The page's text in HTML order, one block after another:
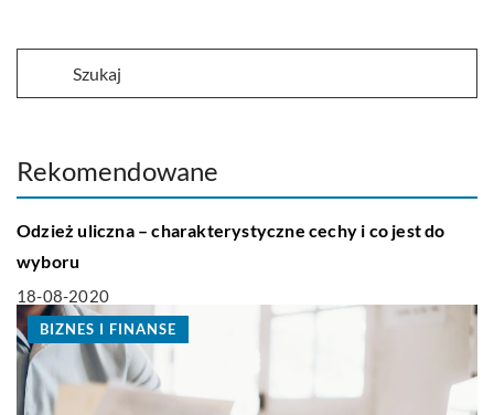
Rekomendowane
LIFE & STYLE
Odzież uliczna – charakterystyczne cechy i co jest do
wyboru
18-08-2020
BIZNES I FINANSE